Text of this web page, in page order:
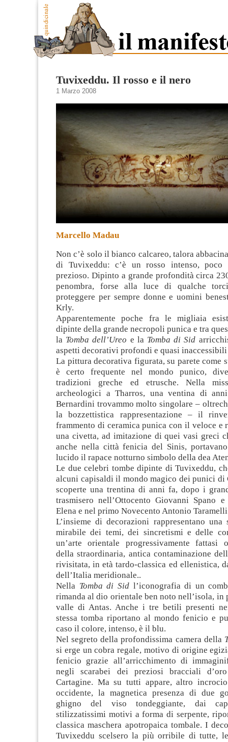
Tuvixeddu. Il rosso e il nero
1 Marzo 2008
Marcello Madau
Non c’è solo il bianco calcareo, talora
di Tuvixeddu: c’è un rosso intenso, poco
prezioso. Dipinto a grande profondità circa
penombra, forse alla luce di qualche
proteggere per sempre donne e uomini
Krly.
Apparentemente poche fra le migliaia
dipinte della grande necropoli punica e tra
la Tomba dell’Ureo e la Tomba di Sid
aspetti decorativi profondi e quasi
La pittura decorativa figurata, su parete come
è certo frequente nel mondo punico,
tradizioni greche ed etrusche. Nella
archeologici a Tharros, una ventina di
Bernardini trovammo molto singolare –
la bozzettistica rappresentazione – il
frammento di ceramica punica con il veloce e
una civetta, ad imitazione di quei vasi greci
anche nella città fenicia del Sinis,
lucido il rapace notturno simbolo della dea
Le due celebri tombe dipinte di Tuvixeddu,
alcuni capisaldi il mondo magico dei punici di
scoperte una trentina di anni fa, dopo i
trasmisero nell’Ottocento Giovanni Spano e
Elena e nel primo Novecento Antonio
L’insieme di decorazioni rappresentano una
mirabile dei temi, dei sincretismi e delle
un’arte orientale progressivamente fattasi
della straordinaria, antica contaminazione
rivisitata, in età tardo-classica ed ellenistica,
dell’Italia meridionale..
Nella Tomba di Sidl’iconografia di un
rimanda al dio orientale ben noto nell’isola, in
valle di Antas. Anche i tre betili presenti
stessa tomba riportano al mondo fenicio e
caso il colore, intenso, è il blu.
Nel segreto della profondissima camera della
si erge un cobra regale, motivo di origine
fenicio grazie all’arricchimento di
negli scarabei dei preziosi bracciali
Cartagine. Ma su tutti appare, altro
occidente, la magnetica presenza di due
ghigno del viso tondeggiante, dai
stilizzatissimi motivi a forma di serpente,
classica maschera apotropaica tombale. I
Tuvixeddu scelsero la più orribile di tutte,